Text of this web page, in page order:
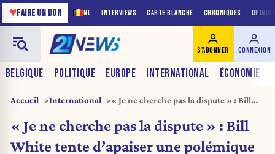
NL INTERVIEWS CARTE BLANCHE CHRONIQUES
♥FAIRE UN DON
BELGIQUE POLITIQUE EUROPE INTERNATIONAL ÉCONOMIE
S'ABONNER CONNEXION
Accueil International
« Je ne cherche pas la dispute » : Bill
devenue diplomatique
« Je ne cherche pas la dispute » : Bill
White tente d’apaiser une polémique